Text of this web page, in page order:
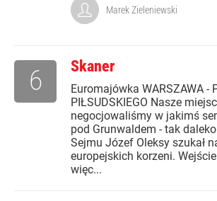
Marek Zieleniewski
Skaner
Euromajówka WARSZAWA -
PIŁSUDSKIEGO Nasze
negocjowaliśmy w jakimś
pod Grunwaldem - tak
Sejmu Józef Oleksy szukał
europejskich korzeni.
więc...
6